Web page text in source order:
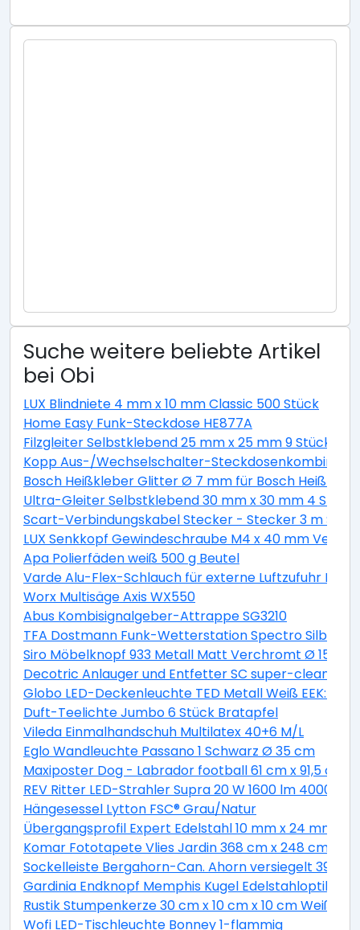
Suche weitere beliebte Artikel
bei Obi
LUX Blindniete 4 mm x 10 mm Classic 500 Stück
Home Easy Funk-Steckdose HE877A
Filzgleiter Selbstklebend 25 mm x 25 mm 9 Stück
Kopp Aus-/Wechselschalter-
Bosch Heißkleber Glitter Ø 7 mm für Bosch
Ultra-Gleiter Selbstklebend 30 mm x 30 mm 4 Stück
Scart-Verbindungskabel Stecker - Stecker 3 m
LUX Senkkopf Gewindeschraube M4 x 40 mm
Apa Polierfäden weiß 500 g Beutel
Varde Alu-Flex-Schlauch für externe Luftzufuhr
Worx Multisäge Axis WX550
Abus Kombisignalgeber-Attrappe SG3210
TFA Dostmann Funk-Wetterstation Spectro Silber
Siro Möbelknopf 933 Metall Matt Verchromt Ø 15 mm
Decotric Anlauger und Entfetter SC super-clean 500
Globo LED-Deckenleuchte TED Metall Weiß EEK: A+
Duft-Teelichte Jumbo 6 Stück Bratapfel
Vileda Einmalhandschuh Multilatex 40+6 M/L
Eglo Wandleuchte Passano 1 Schwarz Ø 35 cm
Maxiposter Dog - Labrador football 61 cm x 91,5 cm
REV Ritter LED-Strahler Supra 20 W 1600 lm 4000 K
Hängesessel Lytton FSC® Grau/Natur
Übergangsprofil Expert Edelstahl 10 mm x 24 mm
Komar Fototapete Vlies Jardin 368 cm x 248 cm
Sockelleiste Bergahorn-Can. Ahorn versiegelt 39
Gardinia Endknopf Memphis Kugel Edelstahloptik 2-
Rustik Stumpenkerze 30 cm x 10 cm x 10 cm Weiß
Wofi LED-Tischleuchte Bonney 1-flammig